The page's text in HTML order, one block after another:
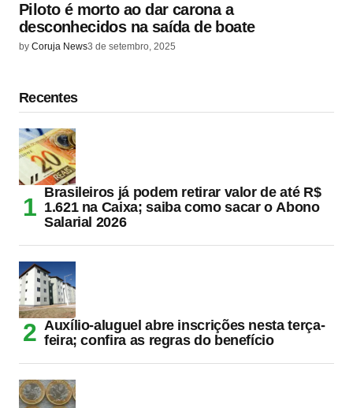
Piloto é morto ao dar carona a
desconhecidos na saída de boate
by Coruja News3 de setembro, 2025
Recentes
Brasileiros já podem retirar valor de até R$
1.621 na Caixa; saiba como sacar o Abono
Salarial 2026
Auxílio-aluguel abre inscrições nesta terça-
feira; confira as regras do benefício